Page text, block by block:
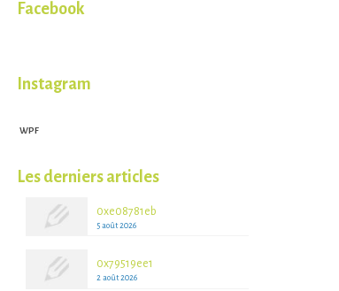
Facebook
Instagram
WPF
Les derniers articles
0xe08781eb
5 août 2026
0x79519ee1
2 août 2026